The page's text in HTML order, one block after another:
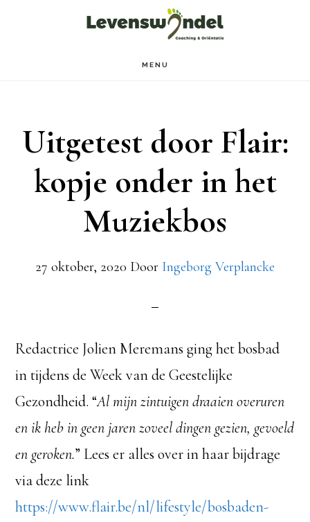
MENU
Uitgetest door Flair:
kopje onder in het
Muziekbos
27 oktober, 2020 Door Ingeborg Verplancke
Redactrice Jolien Meremans ging het bosbad
in tijdens de Week van de Geestelijke
Gezondheid. “Al mijn zintuigen draaien overuren
en ik heb in geen jaren zoveel dingen gezien, gevoeld
en geroken.” Lees er alles over in haar bijdrage
via deze link
https://www.flair.be/nl/lifestyle/bosbaden-